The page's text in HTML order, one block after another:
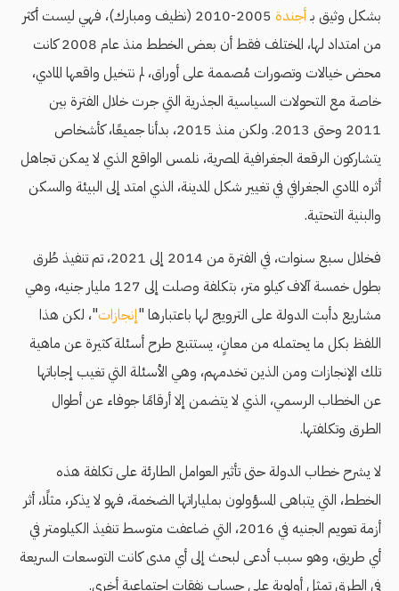
بشكل وثيق بـأجندة
2005-2010 (نظيف ومبارك)، فهي ليست أكثر
من امتداد لها، المختلف فقط أن بعض الخطط منذ عام 2008 كانت
محض خيالات وتصورات مُصممة على أوراق، لم نتخيل واقعها المادي،
خاصة مع التحولات السياسية الجذرية التي جرت خلال الفترة بين
2011 وحتى 2013. ولكن منذ 2015، بدأنا جميعًا، كأشخاص
يتشاركون الرقعة الجغرافية المصرية، نلمس الواقع الذي لا يمكن تجاهل
أثره المادي الجغرافي في تغيير شكل المدينة، الذي امتد إلى البيئة والسكن
والبنية التحتية.
فخلال سبع سنوات، في الفترة من 2014 إلى 2021، تم تنفيذ طُرق
بطول خمسة آلاف كيلو متر، بتكلفة وصلت إلى 127 مليار جنيه، وهي
مشاريع دأبت الدولة على الترويج لها باعتبارها "إنجازات"، لكن هذا
اللفظ بكل ما يحتمله من معانٍ، يستتبع طرح أسئلة كثيرة عن ماهية
تلك الإنجازات ومن الذين تخدمهم، وهي الأسئلة التي تغيب إجاباتها
عن الخطاب الرسمي، الذي لا يتضمن إلا أرقامًا جوفاء عن أطوال
الطرق وتكلفتها.
لا يشرح خطاب الدولة حتى تأثير العوامل الطارئة على تكلفة هذه
الخطط، التي يتباهى المسؤولون بملياراتها الضخمة، فهو لا يذكر، مثلًا، أثر
أزمة تعويم الجنيه في 2016، التي ضاعفت متوسط تنفيذ الكيلومتر في
أي طريق، وهو سبب أدعى لبحث إلى أي مدى كانت التوسعات السريعة
في الطرق تمثل أولوية على حساب نفقات اجتماعية أخرى.